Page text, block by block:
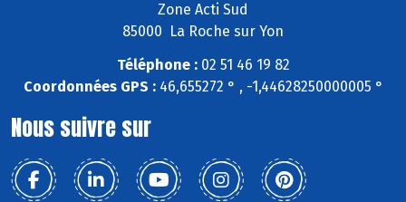
Zone Acti Sud
85000 La Roche sur Yon
Téléphone :02 51 46 19 82
Coordonnées GPS :46,655272 ° , -1,44628250000005 °
Nous suivre sur